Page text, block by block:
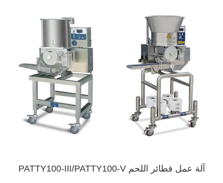
آلة عمل فطائر اللحم PATTY100-III/PATTY100-V